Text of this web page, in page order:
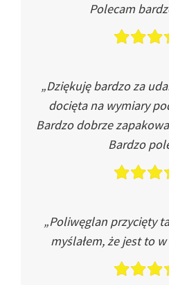
Polecam
„Dziękuję bardzo za
docięta na wymiary
Bardzo dobrze
Bardzo
„Poliwęglan przycięty
myślałem, że jest to